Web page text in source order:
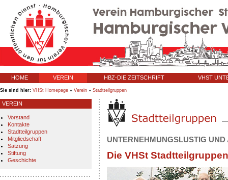
HOME VEREIN HBZ-DIE ZEITSCHRIFT VHST
Sie sind hier: VHSt Homepage » Verein » Stadtteilgruppen
VEREIN
Vorstand
Kontakte
Stadtteilgruppen
Mitgliedschaft
Satzung
Stiftung
Geschichte
UNTERNEHMUNGSLUSTIG UND
Die VHSt Stadtteilgruppen